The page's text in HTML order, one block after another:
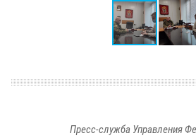
Пресс-служба Управления